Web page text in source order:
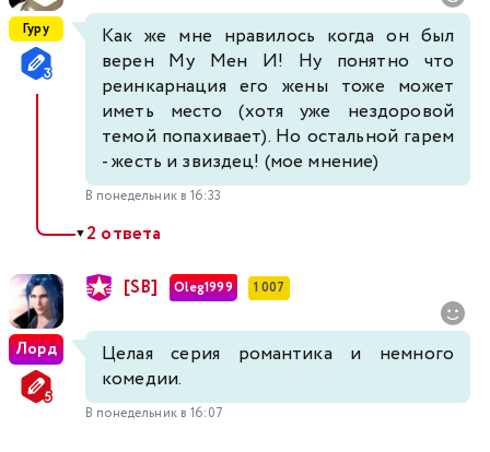
Гуру
Как же мне нравилось когда он был
верен Му Мен И! Ну понятно что
реинкарнация его жены тоже может
иметь место (хотя уже нездоровой
темой попахивает). Но остальной гарем
- жесть и звиздец! (мое мнение)
В понедельник в 16:33
▼2 ответа
Лорд
[SB] Oleg1999 1 007
Целая серия романтика и немного
комедии.
В понедельник в 16:07